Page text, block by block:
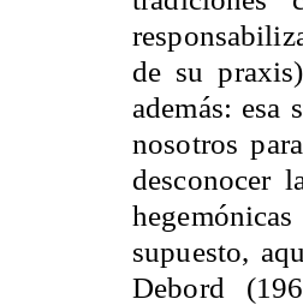
de su
además: esa
nosotros
desconocer
supuesto,
Debord